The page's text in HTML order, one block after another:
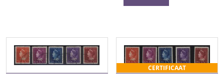
CERTIFICAAT